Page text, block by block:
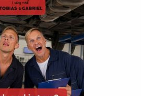
kör vi!kontakt:
säng med Tobias &
av Poddagency